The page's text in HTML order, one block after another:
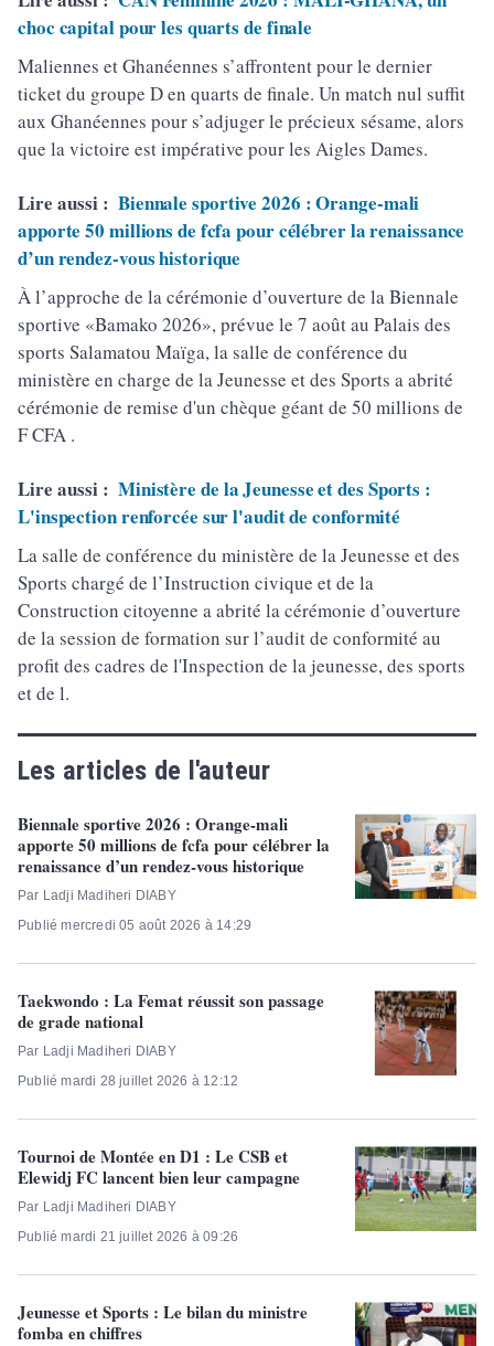
choc capital pour les quarts de finale
Maliennes et Ghanéennes s’affrontent pour le dernier
ticket du groupe D en quarts de finale. Un match nul suffit
aux Ghanéennes pour s’adjuger le précieux sésame, alors
que la victoire est impérative pour les Aigles Dames.
Lire aussi : Biennale sportive 2026 : Orange-mali
apporte 50 millions de fcfa pour célébrer la renaissance
d’un rendez-vous historique
À l’approche de la cérémonie d’ouverture de la Biennale
sportive «Bamako 2026», prévue le 7 août au Palais des
sports Salamatou Maïga, la salle de conférence du
ministère en charge de la Jeunesse et des Sports a abrité
cérémonie de remise d'un chèque géant de 50 millions de
F CFA .
Lire aussi : Ministère de la Jeunesse et des Sports :
L'inspection renforcée sur l'audit de conformité
La salle de conférence du ministère de la Jeunesse et des
Sports chargé de l’Instruction civique et de la
Construction citoyenne a abrité la cérémonie d’ouverture
de la session de formation sur l’audit de conformité au
profit des cadres de l'Inspection de la jeunesse, des sports
et de l.
Les articles de l'auteur
Biennale sportive 2026 : Orange-mali
apporte 50 millions de fcfa pour célébrer la
renaissance d’un rendez-vous historique
Par Ladji Madiheri DIABY
Publié mercredi 05 août 2026 à 14:29
Taekwondo : La Femat réussit son passage
de grade national
Par Ladji Madiheri DIABY
Publié mardi 28 juillet 2026 à 12:12
Tournoi de Montée en D1 : Le CSB et
Elewidj FC lancent bien leur campagne
Par Ladji Madiheri DIABY
Publié mardi 21 juillet 2026 à 09:26
Jeunesse et Sports : Le bilan du ministre
fomba en chiffres